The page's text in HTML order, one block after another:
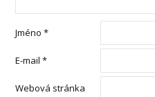
Jméno*
E-mail*
Webová stránka